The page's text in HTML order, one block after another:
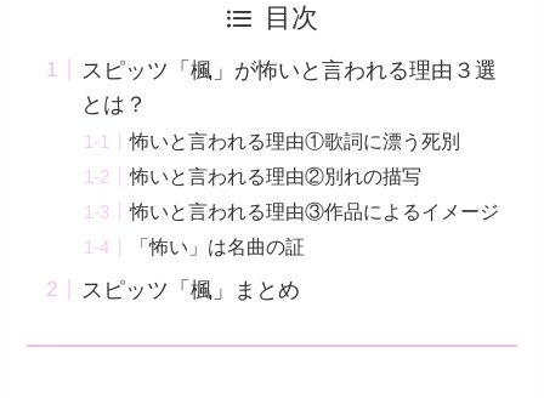
目次
スピッツ「楓」が怖いと言われる理由３選
とは？
怖いと言われる理由①歌詞に漂う死別
怖いと言われる理由②別れの描写
怖いと言われる理由③作品によるイメージ
「怖い」は名曲の証
スピッツ「楓」まとめ